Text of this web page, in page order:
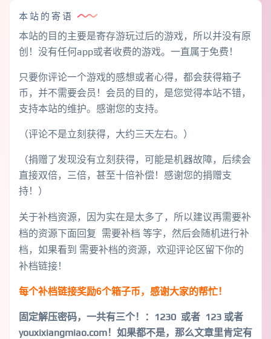
本站的寄语
本站的目的主要是寄存游玩过后的游戏，所以并没有原
创！没有任何app或者收费的游戏。一直属于免费！
只要你评论一个游戏的感想或者心得，都会获得箱子
币，并不需要会员！会员的目的，是您觉得本站不错，
支持本站的维护。感谢您的支持。
（评论不是立刻获得，大约三天左右。）
（捐赠了发现没有立刻获得，可能是机器故障，后续会
直接双倍，三倍，甚至十倍补偿！感谢您的捐赠支
持！）
关于补档资源，因为实在是太多了，所以建议再需要补
档的资源下面回复 需要补档 等字，然后会随机进行补
档，如果看到 需要补档的资源，欢迎评论区留下你的
补档链接！
每个补档链接奖励6个箱子币，感谢大家的帮忙！
固定解压密码，一共有三个！
：1230 或者 123 或者
youxixiangmiao.com！如果都不是，那么文章里肯定有